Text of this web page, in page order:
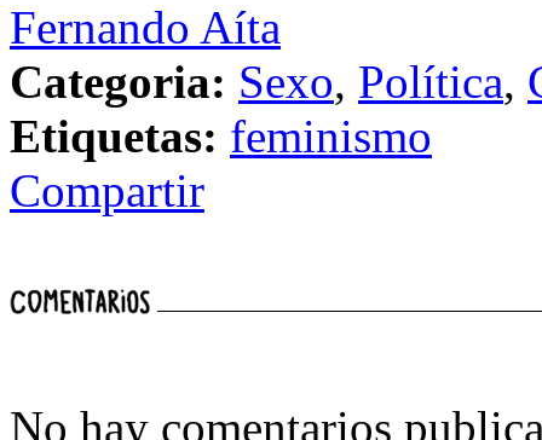
Fernando Aíta
Categoria: Sexo, Política,
Etiquetas: feminismo
Compartir
No hay comentarios